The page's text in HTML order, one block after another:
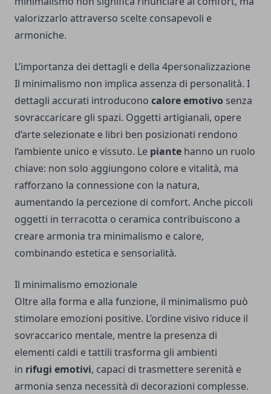
valorizzarlo attraverso scelte consapevoli e
armoniche.
L’importanza dei dettagli e della 4personalizzazione
Il minimalismo non implica assenza di personalità. I
dettagli accurati introducono calore emotivo senza
sovraccaricare gli spazi. Oggetti artigianali, opere
d’arte selezionate e libri ben posizionati rendono
l’ambiente unico e vissuto. Le piante hanno un ruolo
chiave: non solo aggiungono colore e vitalità, ma
rafforzano la connessione con la natura,
aumentando la percezione di comfort. Anche piccoli
oggetti in terracotta o ceramica contribuiscono a
creare armonia tra minimalismo e calore,
combinando estetica e sensorialità.
Il minimalismo emozionale
Oltre alla forma e alla funzione, il minimalismo può
stimolare emozioni positive. L’ordine visivo riduce il
sovraccarico mentale, mentre la presenza di
elementi caldi e tattili trasforma gli ambienti
in rifugi emotivi, capaci di trasmettere serenità e
armonia senza necessità di decorazioni complesse.